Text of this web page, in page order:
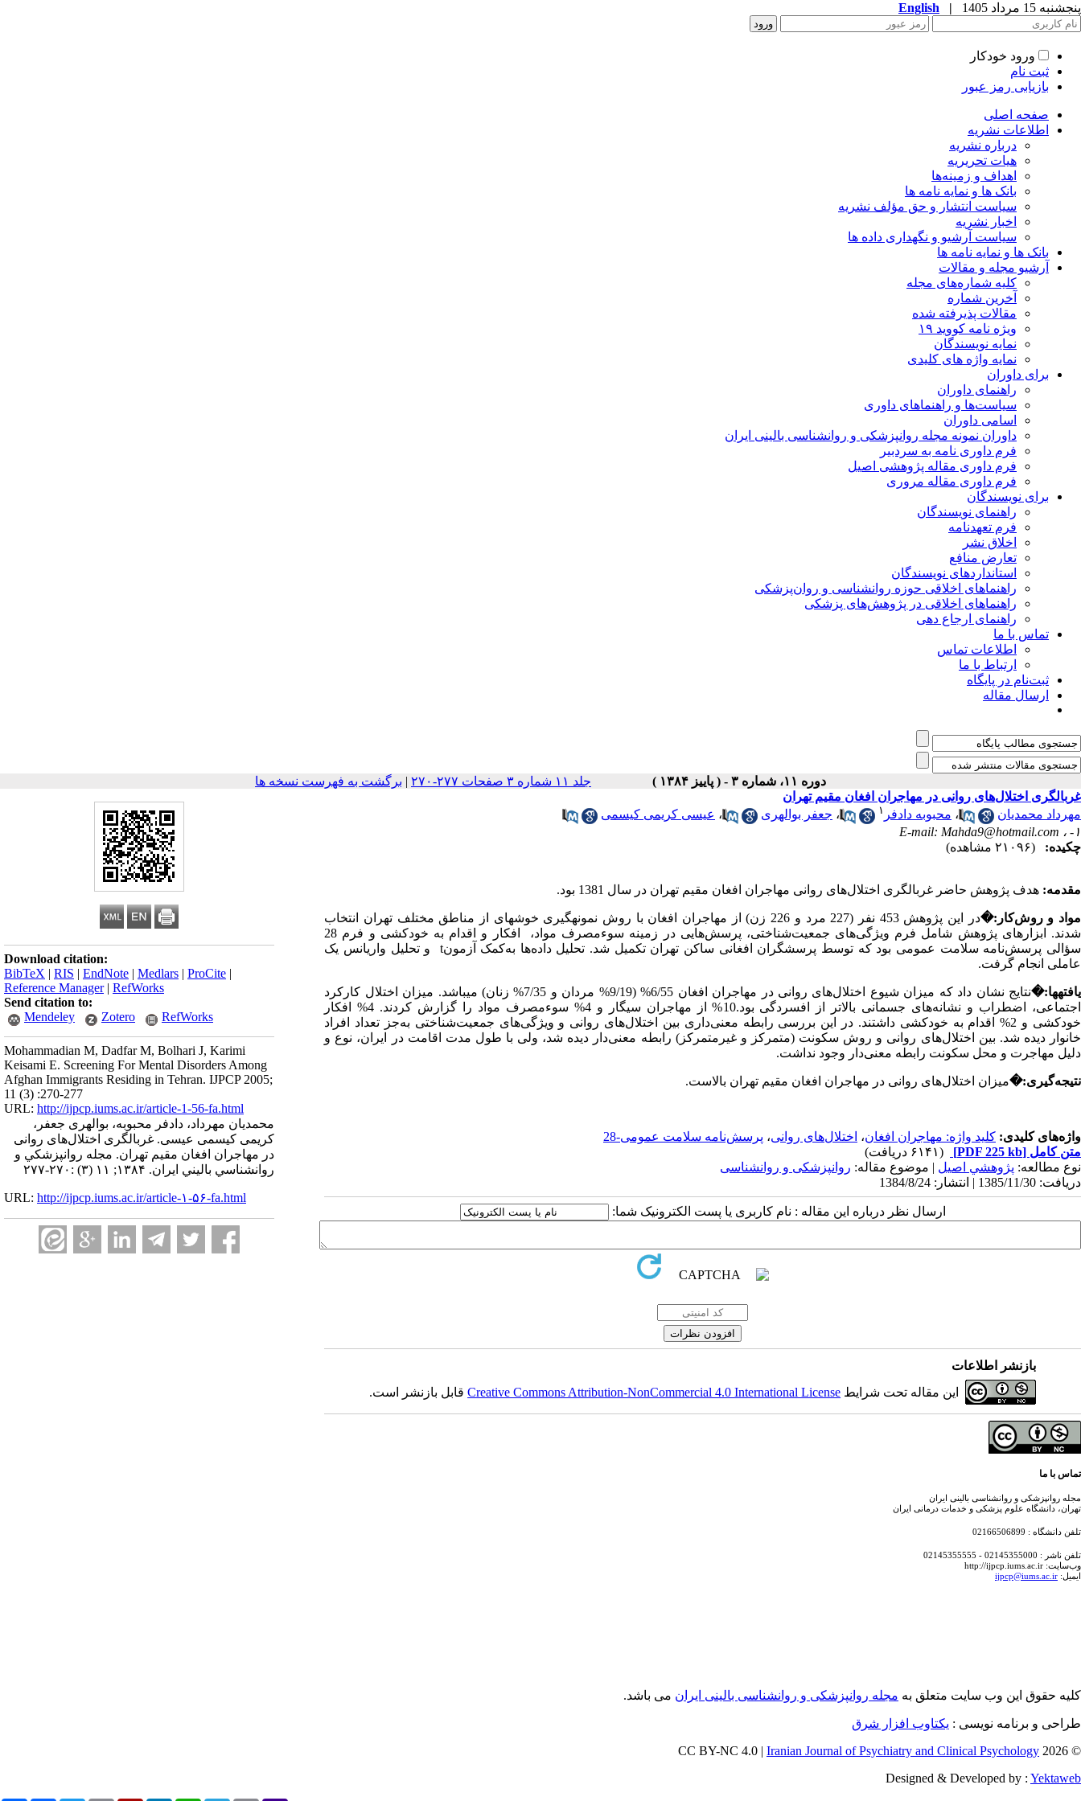
پنجشنبه 15 مرداد 1405 |
English
ورود خودکار
ثبت نام
بازیابی رمز عبور
صفحه اصلی
اطلاعات نشریه
درباره نشریه
هیات تحریریه
اهداف و زمینه‌ها
بانک ها و نمایه نامه ها
سیاست انتشار و حق مؤلف نشریه
اخبار نشریه
سیاست آرشیو و نگهداری داده ها
بانک ها و نمایه نامه ها
آرشیو مجله و مقالات
کلیه شماره‌های مجله
آخرین شماره
مقالات پذیرفته شده
ویژه نامه کووید ۱۹
نمایه نویسندگان
نمایه واژه های کلیدی
برای داوران
راهنمای داوران
سیاست‌ها و راهنماهای داوری
اسامی داوران
داوران نمونه مجله روانپزشکی و روانشناسی بالینی ایران
فرم داوری نامه به سردبیر
فرم داوری مقاله پژوهشی اصیل
فرم داوری مقاله مروری
برای نویسندگان
راهنمای نویسندگان
فرم تعهدنامه
اخلاق نشر
تعارض منافع
استانداردهای نویسندگان
راهنماهای اخلاقی حوزه روانشناسی و روان‌پزشکی
راهنماهای اخلاقی در پژوهش‌های پزشکی
راهنمای ارجاع دهی
تماس با ما
اطلاعات تماس
ارتباط با ما
ثبت‌نام در پایگاه
ارسال مقاله
دوره ۱۱، شماره ۳ - ( پاييز ۱۳۸۴ ) جلد ۱۱ شماره ۳ صفحات ۲۷۷-۲۷۰ | برگشت به فهرست نسخه ها
Download citation:
BibTeX | RIS | EndNote | Medlars | ProCite |
Reference Manager| RefWorks
Send citation to:
Mendeley
Zotero RefWorks
Mohammadian M, Dadfar M, Bolhari J, Karimi
Keisami E. Screening For Mental Disorders Among
Afghan Immigrants Residing in Tehran. IJPCP 2005;
11 (3) :270-277
URL: http://ijpcp.iums.ac.ir/article-1-56-fa.html
محمدیان مهرداد، دادفر محبوبه، بوالهری جعفر،
کریمی کیسمی عیسی. غربالگری اختلال‌‌های روانی
در مهاجران افغان مقیم تهران. مجله روانپزشكي و
روانشناسي باليني ايران. ۱۳۸۴; ۱۱ (۳) :۲۷۰-۲۷۷
URL: http://ijpcp.iums.ac.ir/article-۱-۵۶-fa.html
غربالگری اختلال‌‌های روانی در مهاجران افغان مقیم تهران
مهرداد محمدیان
، محبوبه دادفر ۱ ، جعفر بوالهری ، عیسی کریمی کیسمی
۱- ،
E-mail: Mahda9@hotmail.com
چکیده:
(۲۱۰۹۶ مشاهده)
مقدمه: هدف پژوهش حاضر غربالگری اختلال‌های روانی مهاجران افغان مقیم تهران در سال 1381 بود.
مواد و روش‌کار:�
در این پژوهش 453 نفر (227 مرد و 226 زن) از مهاجران افغان با روش نمونه‏گیری خوشه‏ای از مناطق مختلف تهران انتخاب
شدند. ابزارهای پژوهش شامل فرم ویژگی‌های جمعیت‌شناختی، پرسش‌هایی در زمینه سوءمصرف مواد،
افکار و اقدام به خودکشی و فرم 28
سؤالی پرسش‌نامه سلامت عمومی بود که توسط پرسشگران افغانی ساکن تهران تکمیل شد. تحلیل داده‌ها به‌کمک آزمونt
و تحلیل واریانس یک
عاملی انجام گرفت.
یافته‏ها:�
نتایج نشان داد که میزان شیوع اختلال‌های روانی در مهاجران افغان 6/55% (9/19% مردان و 7/35% زنان) می‎باشد. میزان اختلال کارکرد
اجتماعی، اضطراب و نشانه‌های جسمانی بالاتر از افسردگی بود.10% از مهاجران سیگار و 4% سوءمصرف مواد را گزارش کردند. 4% افکار
خودکشی و 2% اقدام به خودکشی داشتند. در این بررسی رابطه معنی‌داری بین اختلال‌های روانی و ویژگی‌های جمعیت‌شناختی به‌جز تعداد افراد
خانوار دیده شد. بین اختلال‌های روانی و روش سکونت (متمرکز و غیرمتمرکز) رابطه معنی‌دار دیده شد، ولی با طول مدت اقامت در ایران، نوع و
دلیل مهاجرت و محل سکونت رابطه معنی‌دار وجود نداشت.
نتیجه‌گیری:�میزان اختلال‌های روانی در مهاجران افغان مقیم تهران بالاست.
واژه‌های کلیدی: کلید واژه: مهاجران افغان، اختلال‌های روانی، پرسش‌نامه سلامت عمومی-28
متن کامل [PDF 225 kb]
(۶۱۴۱ دریافت)
نوع مطالعه: پژوهشي اصيل | موضوع مقاله: روانپزشکی و روانشناسی
دریافت: 1385/11/30 | انتشار: 1384/8/24
ارسال نظر درباره این مقاله : نام کاربری یا پست الکترونیک شما:
بازنشر اطلاعات
این مقاله تحت شرایط Creative Commons Attribution-NonCommercial 4.0 International Licenseقابل بازنشر است.
تماس با ما
مجله روانپزشکی و روانشناسی بالینی ایران
تهران، دانشگاه علوم پزشکی و خدمات درمانی ایران
تلفن دانشگاه : 02166506899
تلفن ناشر : 02145355000 - 02145355555
وب‌سایت: http://ijpcp.iums.ac.ir
ایمیل: ijpcp@iums.ac.ir
کلیه حقوق این وب سایت متعلق به مجله روانپزشکی و روانشناسی بالینی ایران می باشد.
طراحی و برنامه نویسی : یکتاوب افزار شرق
© 2026 CC BY-NC 4.0 |
Iranian Journal of Psychiatry and Clinical Psychology
Designed & Developed by : Yektaweb